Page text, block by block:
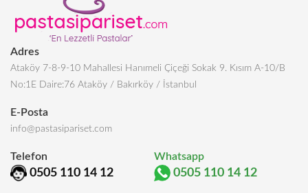
Adres
Ataköy 7-8-9-10 Mahallesi Hanımeli Çiçeği Sokak 9. Kısım A-10/B
No:1E Daire:76 Ataköy / Bakırköy / İstanbul
E-Posta
info@pastasipariset.com
Telefon
0505 110 14 12
Whatsapp
0505 110 14 12